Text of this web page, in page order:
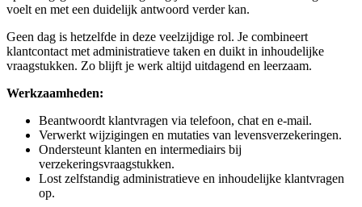
voelt en met een duidelijk antwoord verder kan.
Geen dag is hetzelfde in deze veelzijdige rol. Je combineert
klantcontact met administratieve taken en duikt in inhoudelijke
vraagstukken. Zo blijft je werk altijd uitdagend en leerzaam.
Werkzaamheden:
Beantwoordt klantvragen via telefoon, chat en e-mail.
Verwerkt wijzigingen en mutaties van levensverzekeringen.
Ondersteunt klanten en intermediairs bij
verzekeringsvraagstukken.
Lost zelfstandig administratieve en inhoudelijke klantvragen
op.